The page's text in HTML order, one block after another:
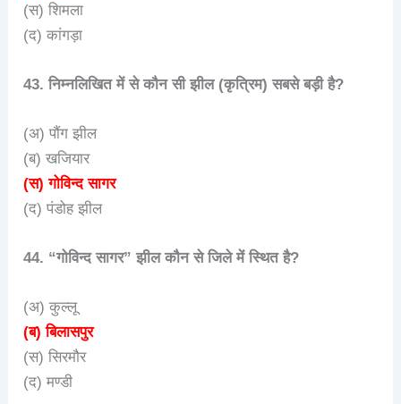
(स) शिमला
(द) कांगड़ा
43. निम्नलिखित में से कौन सी झील (कृत्रिम) सबसे बड़ी है?
(अ) पौंग झील
(ब) खजियार
(स) गोविन्द सागर
(द) पंडोह झील
44. “गोविन्द सागर” झील कौन से जिले में स्थित है?
(अ) कुल्लू
(ब) बिलासपुर
(स) सिरमौर
(द) मण्डी